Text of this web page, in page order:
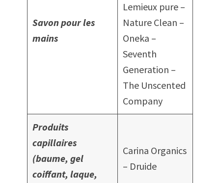
Savon pour les
mains
Lemieux pure –
Nature Clean –
Oneka –
Seventh
Generation –
The Unscented
Company
Produits
capillaires
(baume, gel
coiffant, laque,
Carina Organics
– Druide